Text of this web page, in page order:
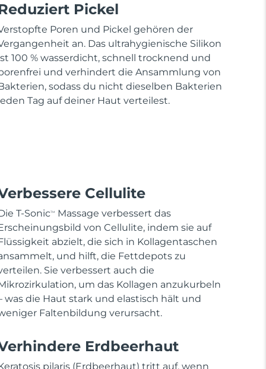
Pickel
Poren und Pickel gehören der
an. Das ultrahygienische Silikon
100 % wasserdicht, schnell trocknend und
und verhindert die Ansammlung von
sodass du nicht dieselben Bakterien
Tag auf deiner Haut verteilest.
Cellulite
T-SonicTM
Massage verbessert das
von Cellulite, indem sie auf
abzielt, die sich in Kollagentaschen
und hilft, die Fettdepots zu
Sie verbessert auch die
um das Kollagen anzukurbeln
was die Haut stark und elastisch hält und
Faltenbildung verursacht.
Erdbeerhaut
pilaris (Erdbeerhaut) tritt auf, wenn